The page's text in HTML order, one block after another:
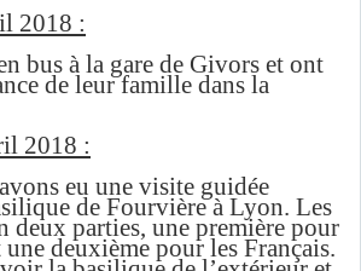
2018 :
bus à la gare de Givors et ont
de leur famille dans la
2018 :
eu une visite guidée
de Fourvière à Lyon. Les
deux parties, une première pour
une deuxième pour les Français.